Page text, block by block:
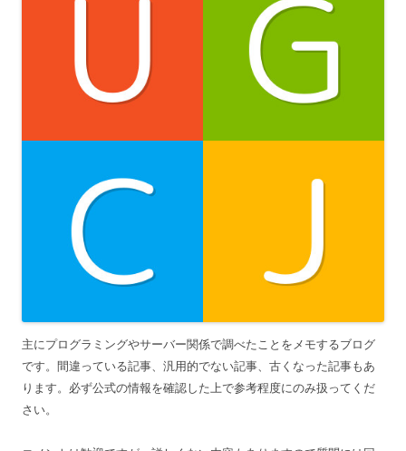
主にプログラミングやサーバー関係で調べたことをメモするブログ
です。間違っている記事、汎用的でない記事、古くなった記事もあ
ります。必ず公式の情報を確認した上で参考程度にのみ扱ってくだ
さい。